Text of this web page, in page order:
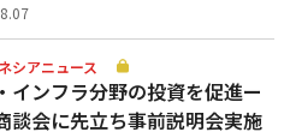
シアニュース
インフラ分野の投資を促進ー
談会に先立ち事前説明会実施